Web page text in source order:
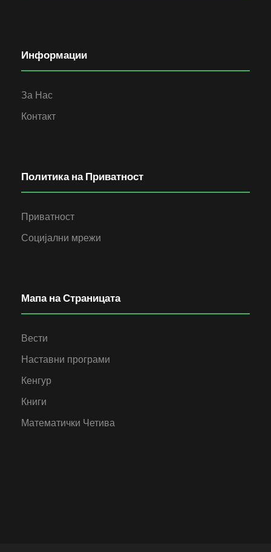
Информации
За Нас
Контакт
Политика на Приватност
Приватност
Социјални мрежи
Мапа на Страницата
Вести
Наставни програми
Кенгур
Книги
Математички Четива